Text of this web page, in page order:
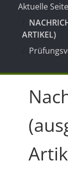
Aktuelle
ARTIKEL)